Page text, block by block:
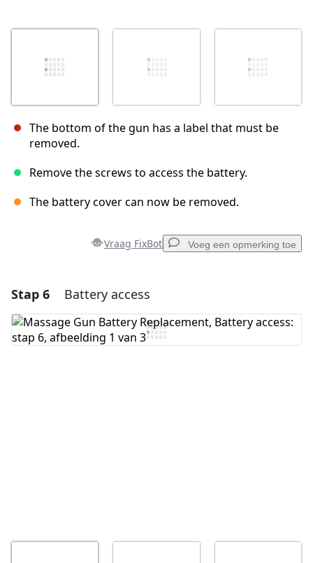
The bottom of the gun has a label that must be
removed.
Remove the screws to access the battery.
The battery cover can now be removed.
Vraag FixBot Voeg een opmerking toe
Voeg een opmerking toe
Voeg opmerking toe
Stap 6 Battery access